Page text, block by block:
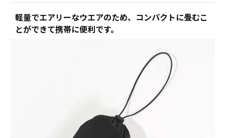
軽量でエアリーなウエアのため、コンパクトに畳むこ
とができて携帯に便利です。